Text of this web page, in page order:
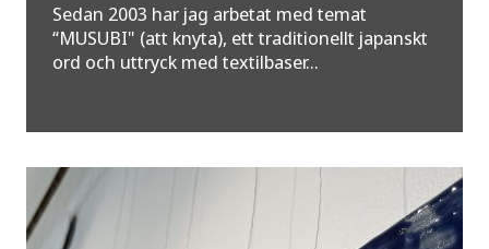
Sedan 2003 har jag arbetat med temat
“MUSUBI" (att knyta), ett traditionellt japanskt
ord och uttryck med textilbaser...